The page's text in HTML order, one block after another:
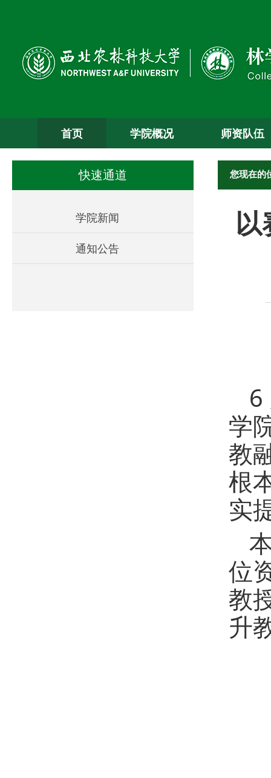
首页 学院概况 师资队伍
快速通道
学院新闻
通知公告
您现在的
以
6
学
教
根
实
位
教
升